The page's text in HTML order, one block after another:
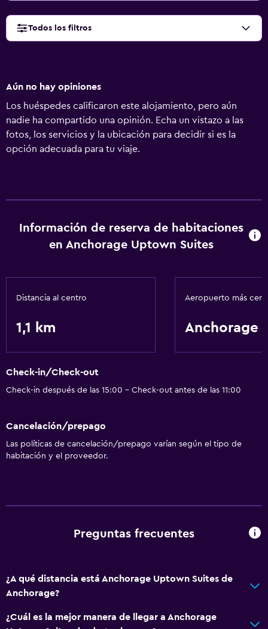
Todos los filtros
Aún no hay opiniones
Los huéspedes calificaron este alojamiento, pero aún
nadie ha compartido una opinión. Echa un vistazo a las
fotos, los servicios y la ubicación para decidir si es la
opción adecuada para tu viaje.
Información de reserva de habitaciones
en Anchorage Uptown Suites
Distancia al centro
1,1 km
Aeropuerto más
Anchorage
Check-in/Check-out
Check-in después de las 15:00 - Check-out antes de las 11:00
Cancelación/prepago
Las políticas de cancelación/prepago varían según el tipo de
habitación y el proveedor.
Preguntas frecuentes
¿A qué distancia está Anchorage Uptown Suites de
Anchorage?
¿Cuál es la mejor manera de llegar a Anchorage